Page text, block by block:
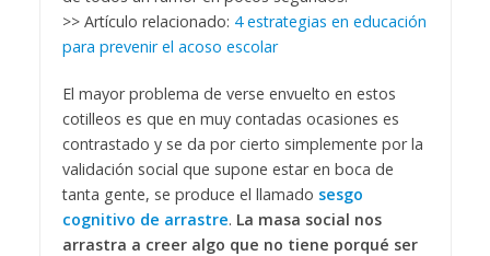
>> Artículo relacionado: 4 estrategias en educación
para prevenir el acoso escolar
El mayor problema de verse envuelto en estos
cotilleos es que en muy contadas ocasiones es
contrastado y se da por cierto simplemente por la
validación social que supone estar en boca de
tanta gente, se produce el llamado sesgo
cognitivo de arrastre. La masa social nos
arrastra a creer algo que no tiene porqué ser